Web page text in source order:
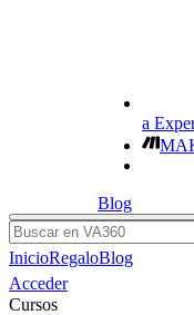
a
Blog
Buscar
InicioRegaloBlog
Acceder
Cursos